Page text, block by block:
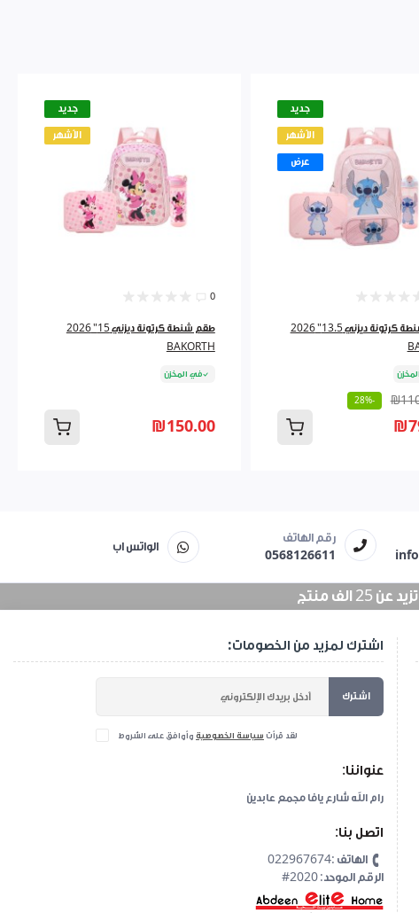
جديد
الأشهر
عرض
طقم شنطة كرتونة ديزني 13.5" 2026
-28%
جديد
الأشهر
0
طقم شنطة كرتونة ديزني 15" 2026
BAKORTH
في المخزن
₪150.00
رقم الهاتف
0568126611
الواتس اب
منتج
اشترك لمزيد من الخصومات:
اشترك
لقد قرأت سياسة الخصوصية وأوافق على الشروط
عنواننا:
رام الله شارع يافا مجمع عابدين
اتصل بنا:
الهاتف :022967674
#2020 :الرقم الموحد